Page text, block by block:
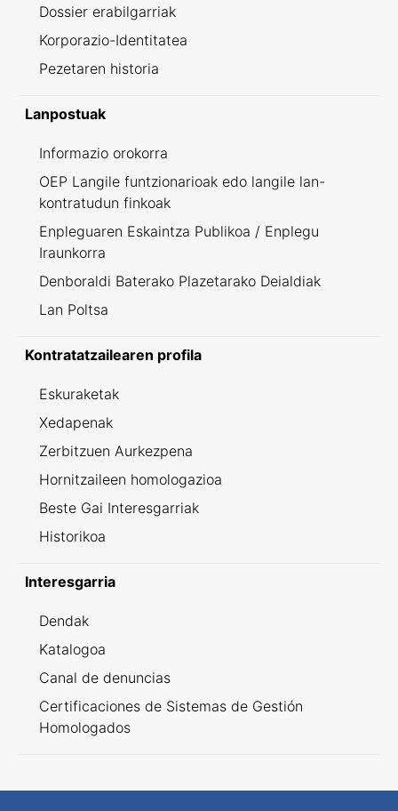
Dossier erabilgarriak
Korporazio-Identitatea
Pezetaren historia
Lanpostuak
Informazio orokorra
OEP Langile funtzionarioak edo langile lan-
kontratudun finkoak
Enpleguaren Eskaintza Publikoa / Enplegu
Iraunkorra
Denboraldi Baterako Plazetarako Deialdiak
Lan Poltsa
Kontratatzailearen profila
Eskuraketak
Xedapenak
Zerbitzuen Aurkezpena
Hornitzaileen homologazioa
Beste Gai Interesgarriak
Historikoa
Interesgarria
Dendak
Katalogoa
Canal de denuncias
Certificaciones de Sistemas de Gestión
Homologados